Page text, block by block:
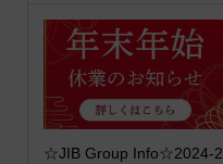
☆JIB Group Info☆2024-2